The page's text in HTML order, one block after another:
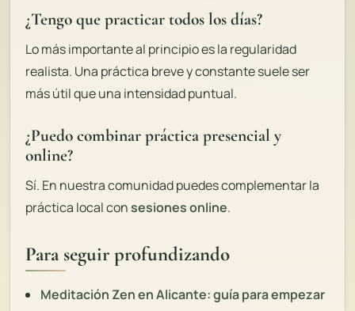
¿Tengo que practicar todos los días?
Lo más importante al principio es la regularidad
realista. Una práctica breve y constante suele ser
más útil que una intensidad puntual.
¿Puedo combinar práctica presencial y
online?
Sí. En nuestra comunidad puedes complementar la
práctica local consesiones online.
Para seguir profundizando
Meditación Zen en Alicante: guía para empezar